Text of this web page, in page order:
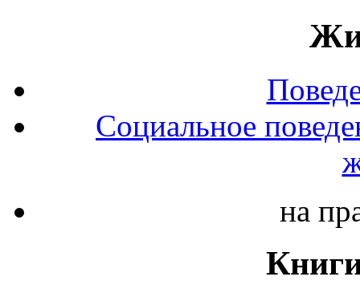
Социальное
на